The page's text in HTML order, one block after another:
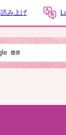
読み上げ